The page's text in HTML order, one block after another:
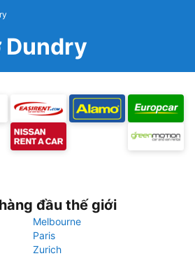
Dundry
đầu thế giới
Melbourne
Paris
Zurich